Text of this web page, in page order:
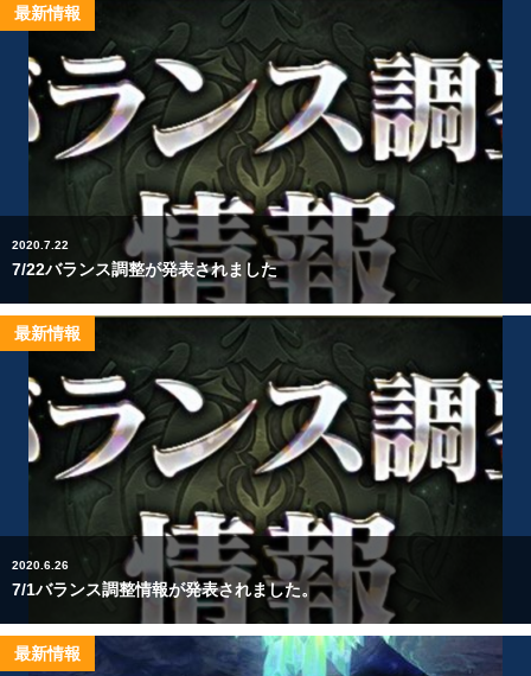
最新情報
2020.7.22
7/22バランス調整が発表されました
最新情報
2020.6.26
7/1バランス調整情報が発表されました。
最新情報